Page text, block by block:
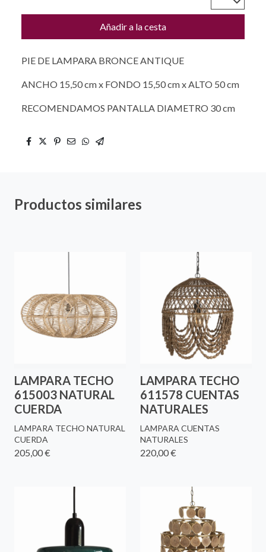
Añadir a la cesta
PIE DE LAMPARA BRONCE ANTIQUE
ANCHO 15,50 cm x FONDO 15,50 cm x ALTO 50 cm
RECOMENDAMOS PANTALLA DIAMETRO 30 cm
Productos similares
LAMPARA TECHO
615003 NATURAL
CUERDA
LAMPARA TECHO NATURAL
CUERDA
205,00 €
LAMPARA TECHO
611578 CUENTAS
NATURALES
LAMPARA CUENTAS
NATURALES
220,00 €